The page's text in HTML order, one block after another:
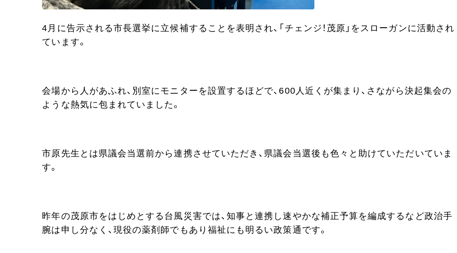
4月に告示される市長選挙に立候補することを表明され、「チェンジ！茂原」をスローガンに活動され
ています。
会場から人があふれ、別室にモニターを設置するほどで、600人近くが集まり、さながら決起集会の
ような熱気に包まれていました。
市原先生とは県議会当選前から連携させていただき、県議会当選後も色々と助けていただいていま
す。
昨年の茂原市をはじめとする台風災害では、知事と連携し速やかな補正予算を編成するなど政治手
腕は申し分なく、現役の薬剤師でもあり福祉にも明るい政策通です。